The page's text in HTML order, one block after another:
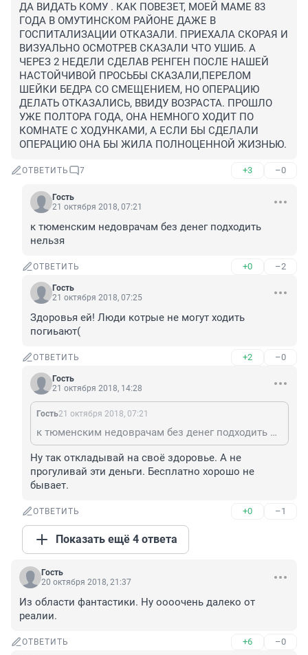
ДА ВИДАТЬ КОМУ . КАК ПОВЕЗЕТ, МОЕЙ МАМЕ 83
ГОДА В ОМУТИНСКОМ РАЙОНЕ ДАЖЕ В
ГОСПИТАЛИЗАЦИИ ОТКАЗАЛИ. ПРИЕХАЛА СКОРАЯ И
ВИЗУАЛЬНО ОСМОТРЕВ СКАЗАЛИ ЧТО УШИБ. А
ЧЕРЕЗ 2 НЕДЕЛИ СДЕЛАВ РЕНГЕН ПОСЛЕ НАШЕЙ
НАСТОЙЧИВОЙ ПРОСЬБЫ СКАЗАЛИ,ПЕРЕЛОМ
ШЕЙКИ БЕДРА СО СМЕЩЕНИЕМ, НО ОПЕРАЦИЮ
ДЕЛАТЬ ОТКАЗАЛИСЬ, ВВИДУ ВОЗРАСТА. ПРОШЛО
УЖЕ ПОЛТОРА ГОДА, ОНА НЕМНОГО ХОДИТ ПО
КОМНАТЕ С ХОДУНКАМИ, А ЕСЛИ БЫ СДЕЛАЛИ
ОПЕРАЦИЮ ОНА БЫ ЖИЛА ПОЛНОЦЕННОЙ ЖИЗНЬЮ.
ОТВЕТИТЬ 7 +3 –0
Гость
21 октября 2018, 07:21
к тюменским недоврачам без денег подходить
нельзя
ОТВЕТИТЬ +0 –2
Гость
21 октября 2018, 07:25
Здоровья ей! Люди котрые не могут ходить
погиьают(
ОТВЕТИТЬ +2 –0
Гость
21 октября 2018, 14:28
Гость21 октября 2018, 07:21
к тюменским недоврачам без денег подходить нельзя
Ну так откладывай на своё здоровье. А не
прогуливай эти деньги. Бесплатно хорошо не
бывает.
ОТВЕТИТЬ +0 –1
Показать ещё 4 ответа
Гость
20 октября 2018, 21:37
Из области фантастики. Ну оооочень далеко от
реалии.
ОТВЕТИТЬ +6 –0